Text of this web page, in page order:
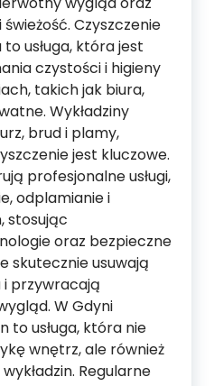
Czyszczenie
usługa, która jest
czystości i higieny
takich jak biura,
Wykładziny
brud i plamy,
jest kluczowe.
profesjonalne usługi,
odplamianie i
stosując
oraz bezpieczne
skutecznie usuwają
i przywracają
W Gdyni
to usługa, która nie
wnętrz, ale również
Regularne